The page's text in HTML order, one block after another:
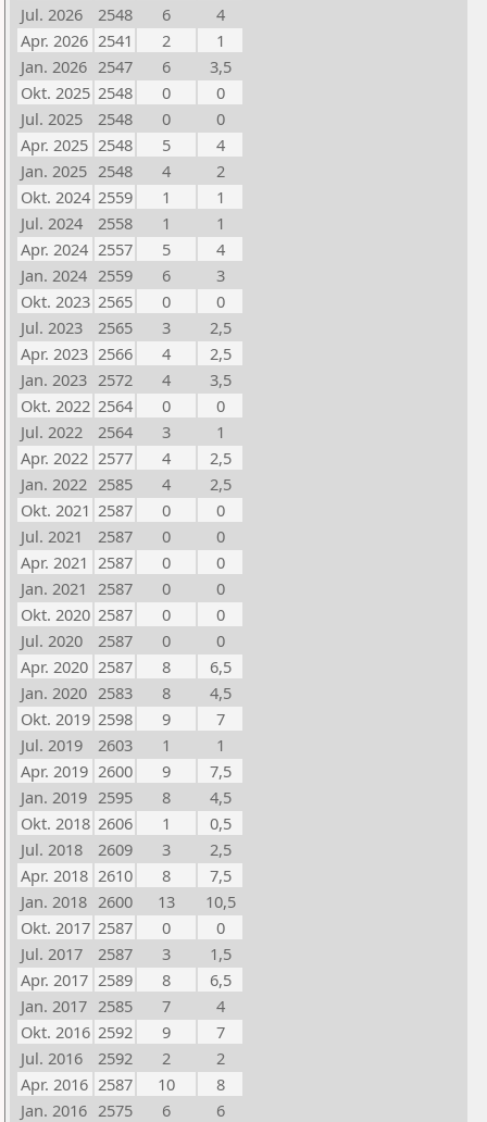
Jul. 2026
2548 6
4
Apr. 2026 2541 2
1
Jan. 2026 2547 6
3,5
Okt. 2025 2548 0
0
Jul. 2025
2548 0
0
Apr. 2025 2548 5
4
Jan. 2025 2548 4
2
Okt. 2024 2559 1
1
Jul. 2024
2558 1
1
Apr. 2024 2557 5
4
Jan. 2024 2559 6
3
Okt. 2023 2565 0
0
Jul. 2023
2565 3
2,5
Apr. 2023 2566 4
2,5
Jan. 2023 2572 4
3,5
Okt. 2022 2564 0
0
Jul. 2022
2564 3
1
Apr. 2022 2577 4
2,5
Jan. 2022 2585 4
2,5
Okt. 2021 2587 0
0
Jul. 2021
2587 0
0
Apr. 2021 2587 0
0
Jan. 2021 2587 0
0
Okt. 2020 2587 0
0
Jul. 2020
2587 0
0
Apr. 2020 2587 8
6,5
Jan. 2020 2583 8
4,5
Okt. 2019 2598 9
7
Jul. 2019
2603 1
1
Apr. 2019 2600 9
7,5
Jan. 2019 2595 8
4,5
Okt. 2018 2606 1
0,5
Jul. 2018
2609 3
2,5
Apr. 2018 2610 8
7,5
Jan. 2018 2600 13
10,5
Okt. 2017 2587 0
0
Jul. 2017
2587 3
1,5
Apr. 2017 2589 8
6,5
Jan. 2017 2585 7
4
Okt. 2016 2592 9
7
Jul. 2016
2592 2
2
Apr. 2016 2587 10
8
Jan. 2016 2575 6
6